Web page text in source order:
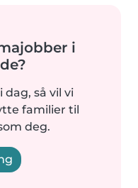
i
så vil vi
familier til
deg.